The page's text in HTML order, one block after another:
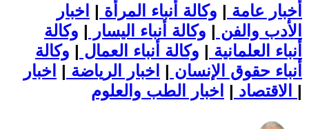
أخبار عامة | وكالة أنباء المرأة | اخبار
الأدب والفن | وكالة أنباء اليسار | وكالة
أنباء العلمانية | وكالة أنباء العمال | وكالة
أنباء حقوق الإنسان | اخبار الرياضة | اخبار
الاقتصاد | |